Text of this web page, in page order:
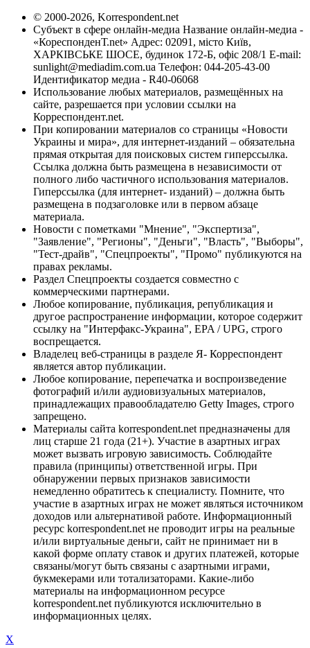
© 2000-2026, Korrespondent.net
Субъект в сфере онлайн-медиа Название онлайн-медиа -
«КореспонденТ.net» Адрес: 02091, місто Київ,
ХАРКІВСЬКЕ ШОСЕ, будинок 172-Б, офіс 208/1 E-mail:
sunlight@mediadim.com.ua Телефон: 044-205-43-00
Идентификатор медиа - R40-06068
Использование любых материалов, размещённых на
сайте, разрешается при условии ссылки на
Корреспондент.net.
При копировании материалов со страницы «Новости
Украины и мира», для интернет-изданий – обязательна
прямая открытая для поисковых систем гиперссылка.
Ссылка должна быть размещена в независимости от
полного либо частичного использования материалов.
Гиперссылка (для интернет- изданий) – должна быть
размещена в подзаголовке или в первом абзаце
материала.
Новости с пометками "Мнение", "Экспертиза",
"Заявление", "Регионы", "Деньги", "Власть", "Выборы",
"Тест-драйв", "Спецпроекты", "Промо" публикуются на
правах рекламы.
Раздел Спецпроекты создается совместно с
коммерческими партнерами.
Любое копирование, публикация, републикация и
другое распространение информации, которое содержит
ссылку на "Интерфакс-Украина", EPA / UPG, строго
воспрещается.
Владелец веб-страницы в разделе Я- Корреспондент
является автор публикации.
Любое копирование, перепечатка и воспроизведение
фотографий и/или аудиовизуальных материалов,
принадлежащих правообладателю Getty Images, строго
запрещено.
Материалы сайта korrespondent.net предназначены для
лиц старше 21 года (21+). Участие в азартных играх
может вызвать игровую зависимость. Соблюдайте
правила (принципы) ответственной игры. При
обнаружении первых признаков зависимости
немедленно обратитесь к специалисту. Помните, что
участие в азартных играх не может являться источником
доходов или альтернативой работе. Информационный
ресурс korrespondent.net не проводит игры на реальные
и/или виртуальные деньги, сайт не принимает ни в
какой форме оплату ставок и других платежей, которые
связаны/могут быть связаны с азартными играми,
букмекерами или тотализаторами. Какие-либо
материалы на информационном ресурсе
korrespondent.net публикуются исключительно в
информационных целях.
X